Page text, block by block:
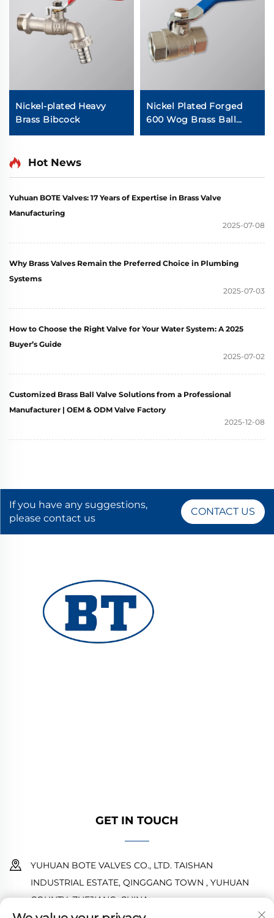
Nickel-plated Heavy
Brass Bibcock
Nickel Plated Forged
600 Wog Brass Ball
Valve
Hot News
Yuhuan BOTE Valves: 17 Years of Expertise in Brass Valve
Manufacturing
2025-07-08
Why Brass Valves Remain the Preferred Choice in Plumbing
Systems
2025-07-03
How to Choose the Right Valve for Your Water System: A 2025
Buyer’s Guide
2025-07-02
Customized Brass Ball Valve Solutions from a Professional
Manufacturer | OEM & ODM Valve Factory
2025-12-08
If you have any suggestions,
please contact us
CONTACT US
GET IN TOUCH
YUHUAN BOTE VALVES CO., LTD. TAISHAN
INDUSTRIAL ESTATE, QINGGANG TOWN , YUHUAN
COUNTY ,ZHEJIANG ,CHINA